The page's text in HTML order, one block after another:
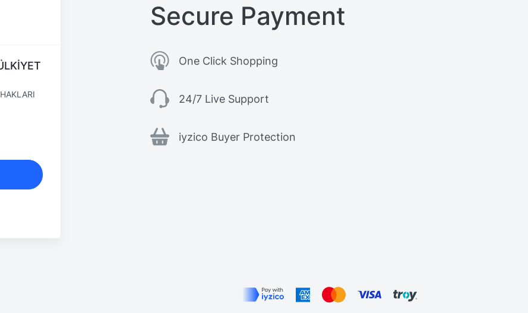
Secure Payment
One Click Shopping
24/7 Live Support
iyzico Buyer Protection